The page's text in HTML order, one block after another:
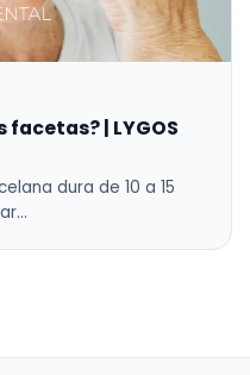
| LYGOS
dura de 10 a 15